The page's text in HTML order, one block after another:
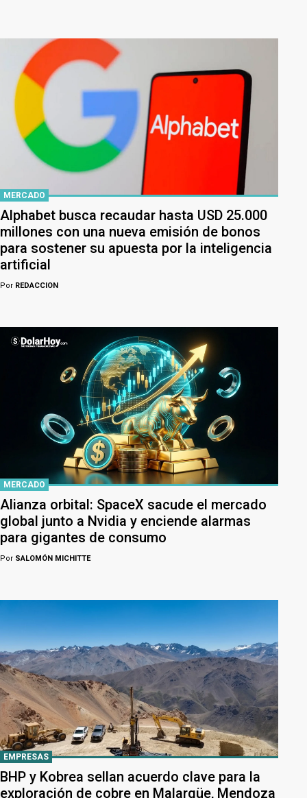
MERCADO
Alphabet busca recaudar hasta USD 25.000
millones con una nueva emisión de bonos
para sostener su apuesta por la inteligencia
artificial
Por REDACCION
MERCADO
Alianza orbital: SpaceX sacude el mercado
global junto a Nvidia y enciende alarmas
para gigantes de consumo
Por SALOMÓN MICHITTE
EMPRESAS
BHP y Kobrea sellan acuerdo clave para la
exploración de cobre en Malargüe, Mendoza